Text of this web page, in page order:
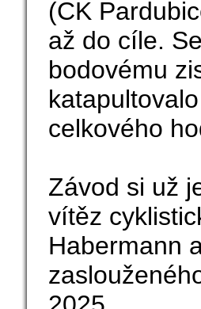
(CK
až do cíle.
bodovému
celkového
Závod si už
vítěz
Habermann